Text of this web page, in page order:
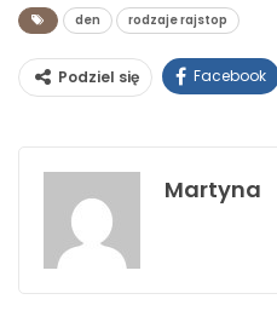
den rodzaje rajstop
Podziel się Facebook
Martyna